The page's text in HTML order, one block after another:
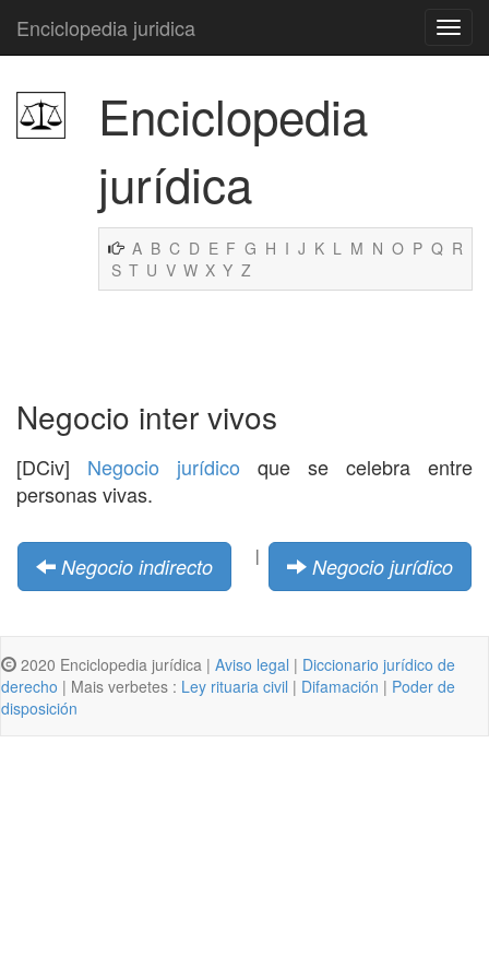
Enciclopedia juridica
Enciclopedia
jurídica
A B C D E F G H I J K L M N O P Q R
S T U V W X Y Z
Negocio inter vivos
[DCiv] Negocio jurídico que se celebra entre
personas vivas.
Negocio indirecto | Negocio jurídico
2020 Enciclopedia jurídica | Aviso legal | Diccionario jurídico de
derecho | Mais verbetes : Ley rituaria civil | Difamación | Poder de
disposición